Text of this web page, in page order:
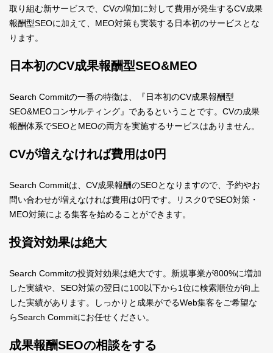
取り組む新サービスで、CVの増加に対して費用が発生するCV成果
報酬型SEOに加えて、MEO対策も実装する日本初のサービスとな
ります。
日本初のCV成果報酬型SEO&MEO
Search Commitの一番の特徴は、『日本初のCV成果報酬型
SEO&MEOコンサルティング』であるということです。CVの成果
報酬体系でSEOとMEOの両方を実施するサービスはありません。
CVが増えなければ費用は0円
Search Commitは、CV成果報酬のSEOとなりますので、予約やお
問い合わせが増えなければ費用は0円です。リスク0でSEO対策・
MEO対策による集客を始めることができます。
投資対効果は絶大
Search Commitの投資対効果は絶大です。新規事業が800%に増加
した実績や、SEO対策の翌日に100以下から1位に検索順位が向上
した実績があります。しっかりと成果がでるWeb集客をご希望な
らSearch Commitにお任せください。
成果報酬SEOの相談をする